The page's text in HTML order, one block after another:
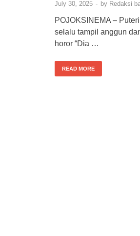
July 30, 2025 - by Redaksi
POJOKSINEMA –
selalu tampil anggun
horor “Dia …
READ MORE